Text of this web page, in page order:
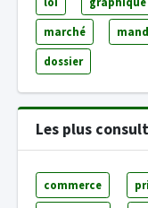
marché
dossier
Les plus
commerce